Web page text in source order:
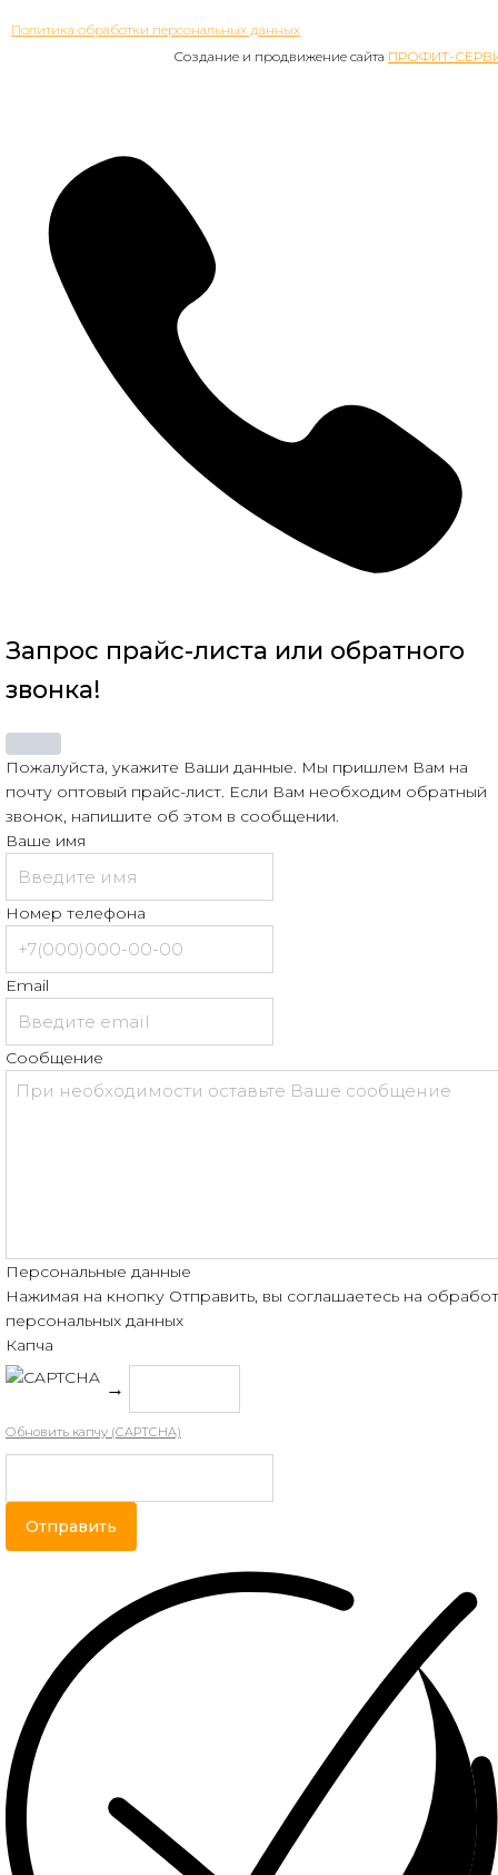
Политика обработки персональных данных
Создание и продвижение сайта ПРОФИТ-
Запрос прайс-листа или обратного
звонка!
Пожалуйста, укажите Ваши данные. Мы пришлем Вам на
почту оптовый прайс-лист. Если Вам необходим обратный
звонок, напишите об этом в сообщении.
Ваше имя
Номер телефона
Email
Сообщение
Персональные данные
Нажимая на кнопку Отправить, вы соглашаетесь на
персональных данных
Капча
→
Обновить капчу (CAPTCHA)
Отправить